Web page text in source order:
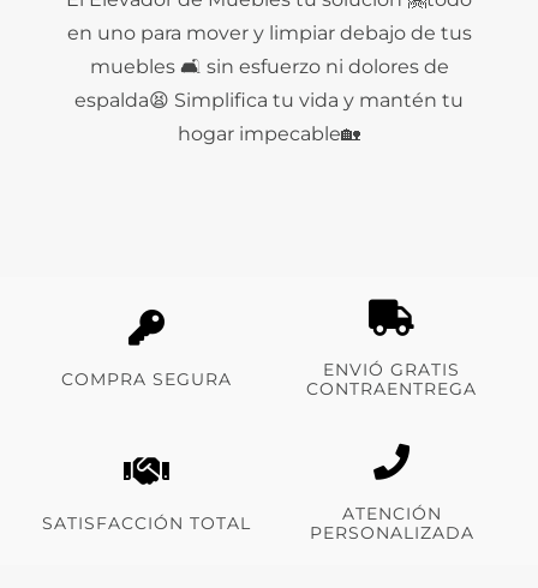
en uno para mover y limpiar debajo de tus
muebles 🛋️ sin esfuerzo ni dolores de
espalda😫 Simplifica tu vida y mantén tu
hogar impecable🏡
COMPRA SEGURA
ENVIÓ GRATIS
CONTRAENTREGA
SATISFACCIÓN TOTAL
ATENCIÓN
PERSONALIZADA